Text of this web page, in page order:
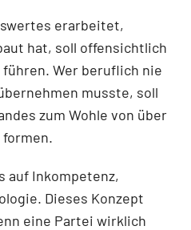
erarbeitet,
hat, soll offensichtlich
Wer beruflich nie
musste, soll
zum Wohle von über
formen.
auf Inkompetenz,
Dieses Konzept
eine Partei wirklich